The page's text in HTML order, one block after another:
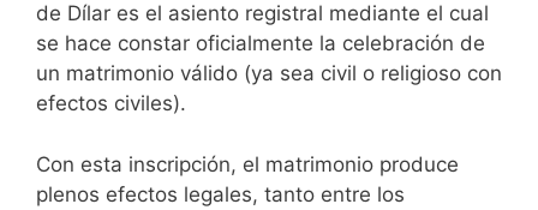
de Dílar es el asiento registral mediante el cual
se hace constar oficialmente la celebración de
un matrimonio válido (ya sea civil o religioso con
efectos civiles).
Con esta inscripción, el matrimonio produce
plenos efectos legales, tanto entre los